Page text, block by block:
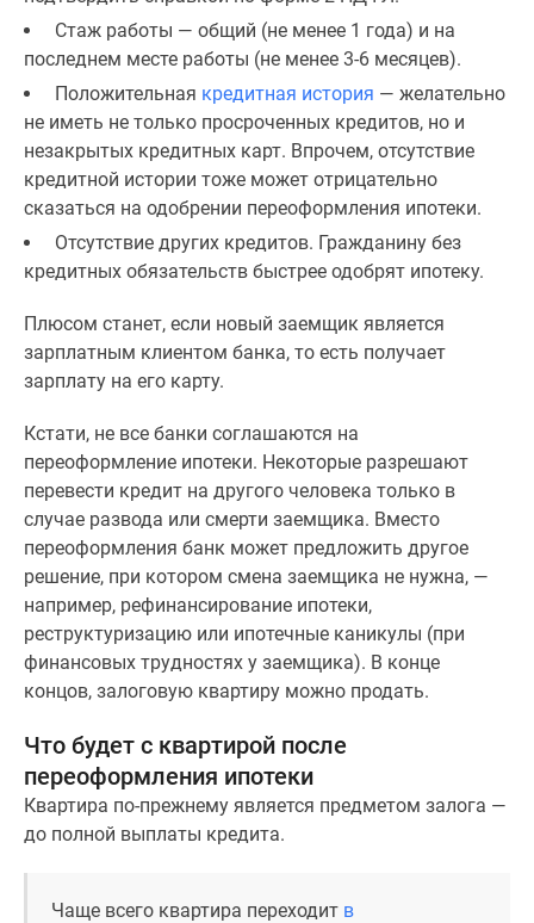
Стаж работы — общий (не менее 1 года) и на
последнем месте работы (не менее 3-6 месяцев).
Положительная кредитная история — желательно
не иметь не только просроченных кредитов, но и
незакрытых кредитных карт. Впрочем, отсутствие
кредитной истории тоже может отрицательно
сказаться на одобрении переоформления ипотеки.
Отсутствие других кредитов. Гражданину без
кредитных обязательств быстрее одобрят ипотеку.
Плюсом станет, если новый заемщик является
зарплатным клиентом банка, то есть получает
зарплату на его карту.
Кстати, не все банки соглашаются на
переоформление ипотеки. Некоторые разрешают
перевести кредит на другого человека только в
случае развода или смерти заемщика. Вместо
переоформления банк может предложить другое
решение, при котором смена заемщика не нужна, —
например, рефинансирование ипотеки,
реструктуризацию или ипотечные каникулы (при
финансовых трудностях у заемщика). В конце
концов, залоговую квартиру можно продать.
Что будет с квартирой после
переоформления ипотеки
Квартира по-прежнему является предметом залога —
до полной выплаты кредита.
Чаще всего квартира переходит в